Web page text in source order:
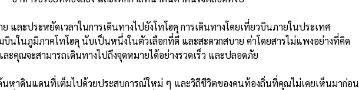
และประหยัดเวลาในการเดินทางไปยังโทโฮคุ การเดินทางโดยเที่ยวบินภายในประเทศ
มบินในภูมิภาคโทโฮคุ นับเป็นหนึ่งในตัวเลือกที่ดี และสะดวกสบาย ค่าโดยสารไม่แพงอย่างที่คิด
ละคุณจะสามารถเดินทางไปถึงจุดหมายได้อย่างรวดเร็ว และปลอดภัย
นหาดินแดนที่เต็มไปด้วยประสบการณ์ใหม่ ๆ และวิถีชีวิตของคนท้องถิ่นที่คุณไม่เคยเห็นมาก่อน